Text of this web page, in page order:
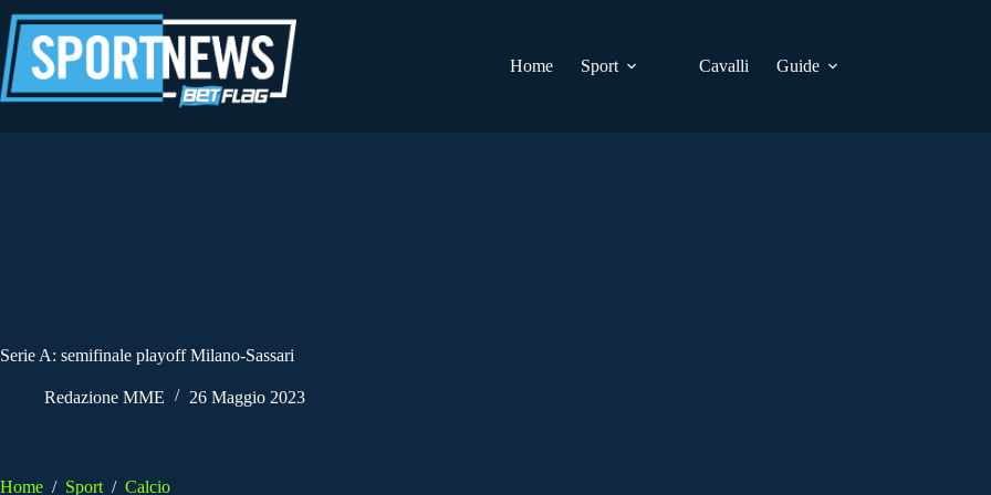
al
contenuto
Home
Sport Cavalli Guide
Serie A: semifinale playoff Milano-Sassari
Redazione MME 26 Maggio 2023
Home / Sport / Calcio